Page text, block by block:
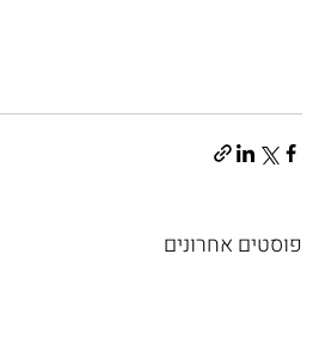
פוסטים אחרונים